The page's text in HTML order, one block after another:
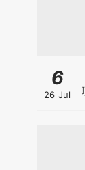
6
26 Jul